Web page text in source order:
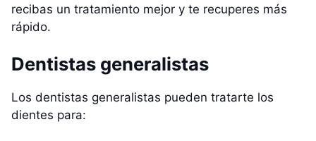
recibas un tratamiento mejor y te recuperes más
rápido.
Dentistas generalistas
Los dentistas generalistas pueden tratarte los
dientes para: